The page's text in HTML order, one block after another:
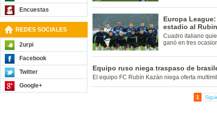
Encuestas
REDES SOCIALES
2urpi
Facebook
Twitter
Google+
Europa
estadio al
Cuadro italiano
ganó en tres
Equipo ruso niega traspaso de
El equipo FC Rubín Kazán niega oferta
1